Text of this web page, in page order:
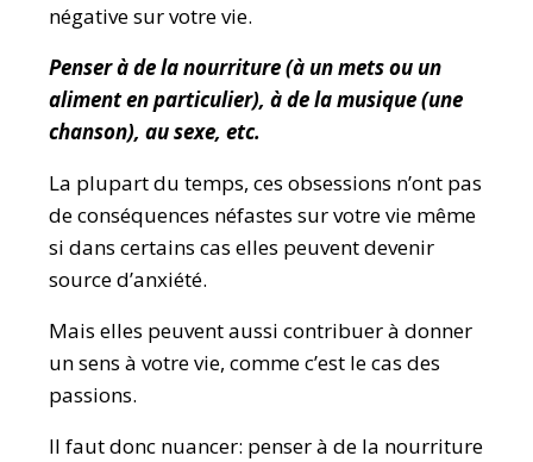
négative sur votre vie.
Penser à de la nourriture (à un mets ou un
aliment en particulier), à de la musique (une
chanson), au sexe, etc.
La plupart du temps, ces obsessions n’ont pas
de conséquences néfastes sur votre vie même
si dans certains cas elles peuvent devenir
source d’anxiété.
Mais elles peuvent aussi contribuer à donner
un sens à votre vie, comme c’est le cas des
passions.
Il faut donc nuancer: penser à de la nourriture